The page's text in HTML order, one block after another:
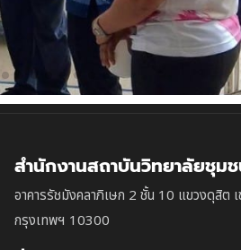
สำนักงานสถาบันวิทยาลัยชุม
อาคารรัชมังคลาภิเษก 2 ชั้น 10 แขวงดุสิต
กรุงเทพฯ 10300